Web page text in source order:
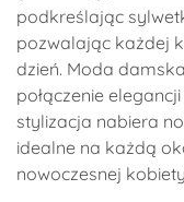
podkreślając
pozwalając każdej
dzień. Moda
połączenie
stylizacja nabiera
idealne na każdą
nowoczesnej